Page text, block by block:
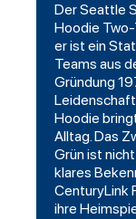
DerSeattle
Hoodie
er ist ein
Teams aus
Gründung
Hoodie
Alltag. Das
Grün ist
klares
CenturyLink
ihre